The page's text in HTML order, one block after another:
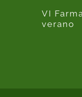
VI
verano